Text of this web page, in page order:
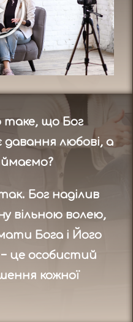
таке, що Бог
давання любові, а
Бог наділив
вільною волею,
Бога і Його
це особистий
кожної